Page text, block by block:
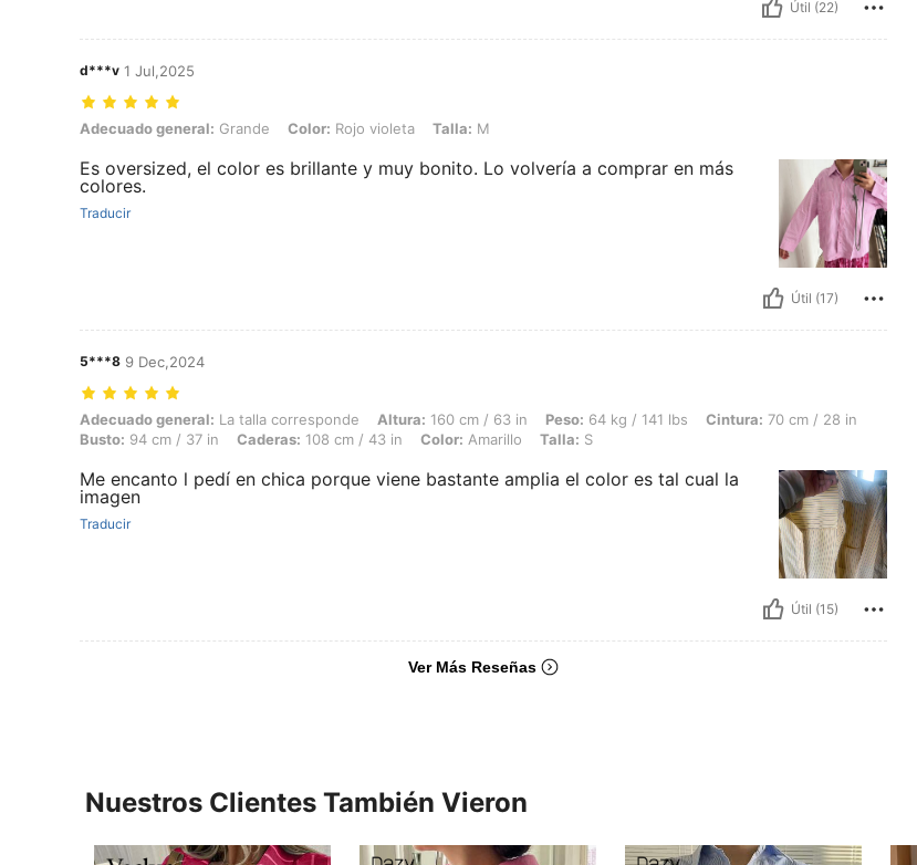
Útil (22)
d***v 1 Jul,2025
Adecuado general: Grande, Color: Rojo violeta, Talla: M
Adecuado general: Grande Color: Rojo violeta Talla: M
Es oversized, el color es brillante y muy bonito. Lo volvería a comprar en más
colores.
Traducir
Útil (17)
5***8 9 Dec,2024
Adecuado general: La talla corresponde, Altura: 160 cm / 63 in, Peso: 64 kg / 141 lbs, Cintura: 70 cm / 28 in, Busto: 94 cm / 37 in,
Adecuado general: La talla corresponde Altura: 160 cm / 63 in Peso: 64 kg / 141 lbs Cintura: 70 cm / 28 in
Busto: 94 cm / 37 in Caderas: 108 cm / 43 in Color: Amarillo Talla: S
Me encanto l pedí en chica porque viene bastante amplia el color es tal cual la
imagen
Traducir
Útil (15)
Ver Más Reseñas
Nuestros Clientes También Vieron